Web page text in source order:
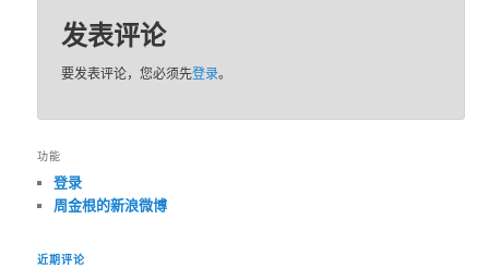
发表评论
要发表评论，您必须先登录。
功能
登录
周金根的新浪微博
近期评论